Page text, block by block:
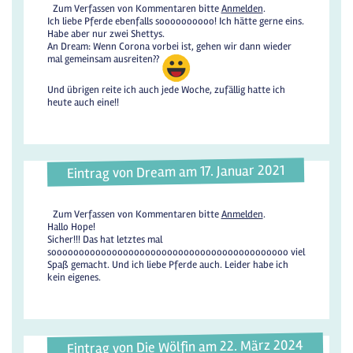
Zum Verfassen von Kommentaren bitteAnmelden.
Ich liebe Pferde ebenfalls soooooooooo! Ich hätte gerne eins.
Habe aber nur zwei Shettys.
An Dream: Wenn Corona vorbei ist, gehen wir dann wieder
mal gemeinsam ausreiten??
Und übrigen reite ich auch jede Woche, zufällig hatte ich
heute auch eine!!
Eintrag von Dream am 17. Januar 2021
Zum Verfassen von Kommentaren bitteAnmelden.
Hallo Hope!
Sicher!!! Das hat letztes mal
sooooooooooooooooooooooooooooooooooooooooooo viel
Spaß gemacht. Und ich liebe Pferde auch. Leider habe ich
kein eigenes.
Eintrag von Die Wölfin am 22. März 2024